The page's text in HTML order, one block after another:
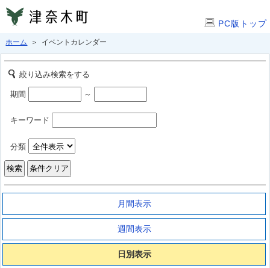
PC版トップ
ホーム ＞ イベントカレンダー
絞り込み検索をする
期間 ～
キーワード
分類
月間表示
週間表示
日別表示